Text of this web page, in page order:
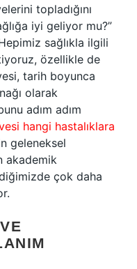
topladığını
iyi geliyor mu?”
sağlıkla ilgili
özellikle de
tarih boyunca
olarak
adım adım
hangi hastalıklara
geleneksel
akademik
çok daha